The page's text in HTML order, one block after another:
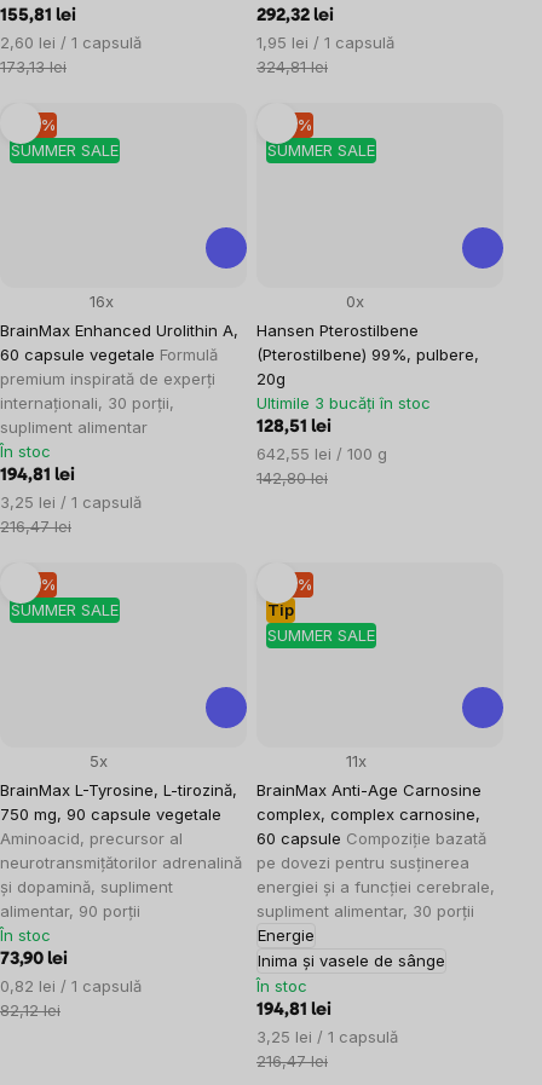
155,81 lei
Evaluare
preţ:
2,60 lei / 1 capsulă
173,13 lei
292,32 lei
Evaluare
preţ:
1,95 lei / 1 capsulă
324,81 lei
SUMMER SALE
–10 %
BrainMax Enhanced Urolithin A,
60 capsule vegetale Formulă
premium inspirată de experți
internaționali, 30 porții,
supliment alimentar
16x
În stoc
194,81 lei
Evaluare
preţ:
3,25 lei / 1 capsulă
216,47 lei
SUMMER SALE
–10 %
Hansen Pterostilbene
(Pterostilbene) 99%, pulbere,
20g
0x
Ultimile 3 bucăți în stoc
128,51 lei
Evaluare
preţ:
642,55 lei / 100 g
142,80 lei
SUMMER SALE
–10 %
BrainMax L-Tyrosine, L-tirozină,
750 mg, 90 capsule vegetale
Aminoacid, precursor al
neurotransmițătorilor adrenalină
și dopamină, supliment
alimentar, 90 porții
5x
În stoc
73,90 lei
Evaluare
preţ:
0,82 lei / 1 capsulă
82,12 lei
Tip
SUMMER SALE
–10 %
BrainMax Anti-Age Carnosine
complex, complex carnosine,
60 capsule Compoziție bazată
pe dovezi pentru susținerea
energiei și a funcției cerebrale,
supliment alimentar, 30 porții
Energie
Inima și vasele de sânge
11x
În stoc
194,81 lei
Evaluare
preţ:
3,25 lei / 1 capsulă
216,47 lei